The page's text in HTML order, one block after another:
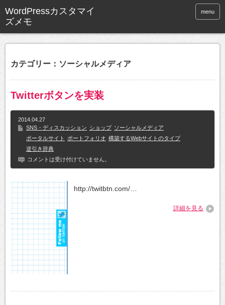
WordPressカスタマイ
ズメモ
menu
カテゴリー：ソーシャルメディア
Twitterボタンを実装
2014.04.27
SNS・ディスカッション ショップ ソーシャルメディア
ポータルサイト
ポートフォリオ 構築するWebサイトのタイプ
逆引き辞典
コメントは受け付けていません。
http://twitbtn.com/…
詳細を見る